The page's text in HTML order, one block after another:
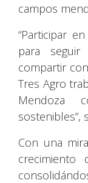
campos
“Participar
para seguir
compartir
Tres Agro
Mendoza
sostenibles”,
Con una
crecimiento